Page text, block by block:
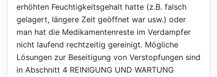
erhöhten Feuchtigkeitsgehalt hatte (z.B. falsch
gelagert, längere Zeit geöffnet war usw.) oder
man hat die Medikamentenreste im Verdampfer
nicht laufend rechtzeitig gereinigt. Mögliche
Lösungen zur Beseitigung von Verstopfungen sind
in Abschnitt 4 REINIGUNG UND WARTUNG